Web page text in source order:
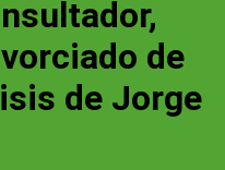
de
de Jorge